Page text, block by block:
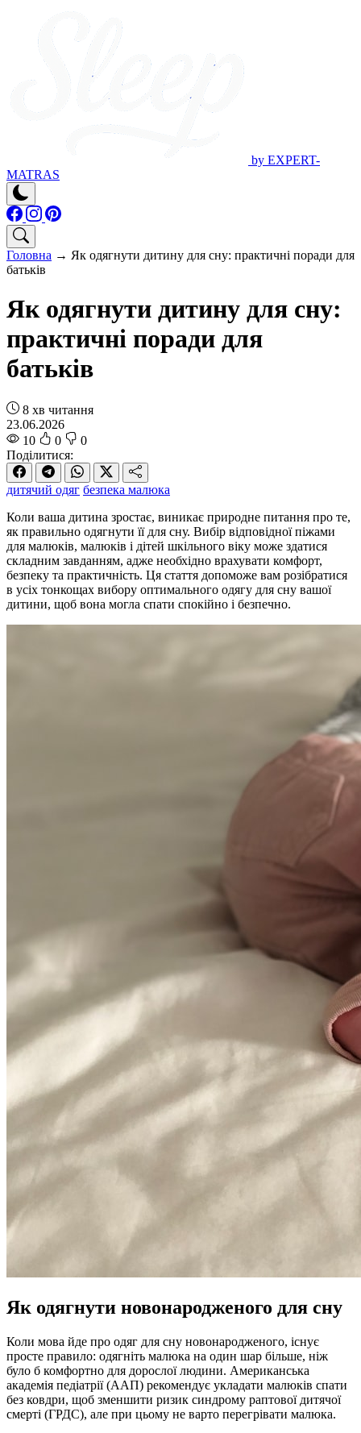
by EXPERT-
MATRAS
Головна → Як одягнути дитину для сну: практичні поради для
батьків
Як одягнути дитину для сну:
практичні поради для
батьків
8 хв читання
23.06.2026
10
0
0
Поділитися:
дитячий одяг безпека малюка
Коли ваша дитина зростає, виникає природне питання про те,
як правильно одягнути її для сну. Вибір відповідної піжами
для малюків, малюків і дітей шкільного віку може здатися
складним завданням, адже необхідно врахувати комфорт,
безпеку та практичність. Ця стаття допоможе вам розібратися
в усіх тонкощах вибору оптимального одягу для сну вашої
дитини, щоб вона могла спати спокійно і безпечно.
Як одягнути новонародженого для сну
Коли мова йде про одяг для сну новонародженого, існує
просте правило: одягніть малюка на один шар більше, ніж
було б комфортно для дорослої людини. Американська
академія педіатрії (ААП) рекомендує укладати малюків спати
без ковдри, щоб зменшити ризик синдрому раптової дитячої
смерті (ГРДС), але при цьому не варто перегрівати малюка.